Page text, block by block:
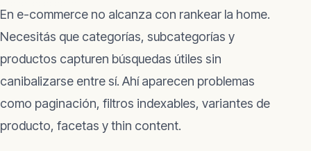
En e-commerce no alcanza con rankear la home.
Necesitás que categorías, subcategorías y
productos capturen búsquedas útiles sin
canibalizarse entre sí. Ahí aparecen problemas
como paginación, filtros indexables, variantes de
producto, facetas y thin content.